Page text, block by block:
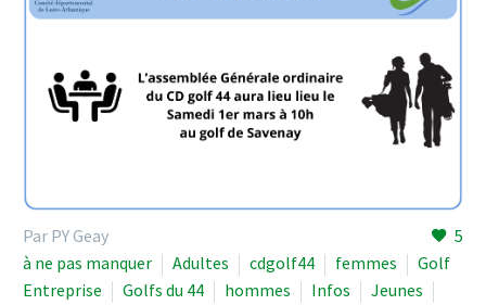
5
Par PY Geay
à ne pas manquer
Adultes cdgolf44 femmes
Golf
Entreprise
Golfs du 44 hommes Infos Jeunes